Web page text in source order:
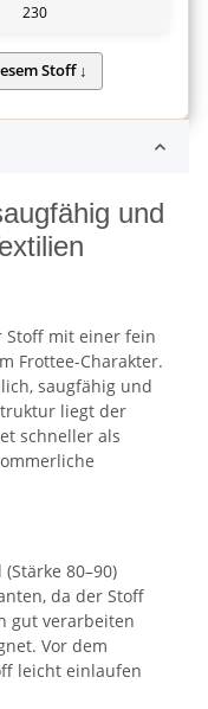
230
und
Stoff mit einer fein
Frottee-Charakter.
saugfähig und
liegt der
schneller als
80–90)
da der Stoff
gut verarbeiten
Vor dem
leicht einlaufen